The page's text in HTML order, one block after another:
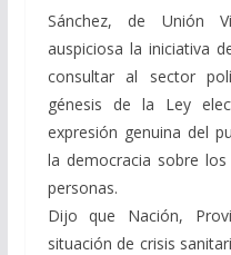
Sánchez, de Unión
auspiciosa la iniciativa
consultar al sector
génesis de la Ley
expresión genuina del
la democracia sobre
personas.
Dijo que Nación,
situación de crisis